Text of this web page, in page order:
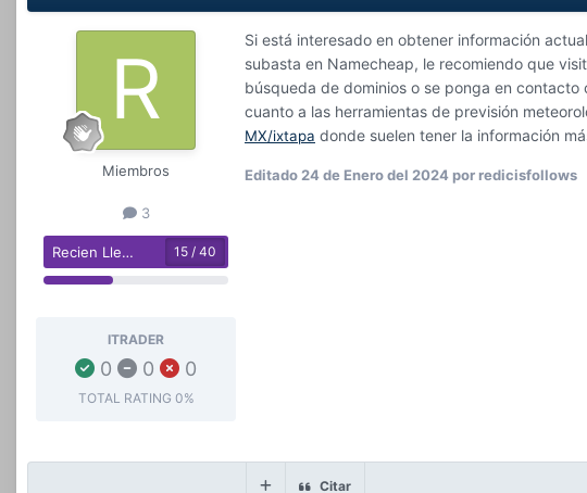
Miembros
3
Recien Llegado 15 / 40
ITRADER
0 0 0
TOTAL RATING 0%
Si está interesado en obtener información
subasta en Namecheap, le recomiendo que
búsqueda de dominios o se ponga en
cuanto a las herramientas de previsión
MX/ixtapa donde suelen tener la información
Editado24 de Enero del 2024por redicisfollows
Citar